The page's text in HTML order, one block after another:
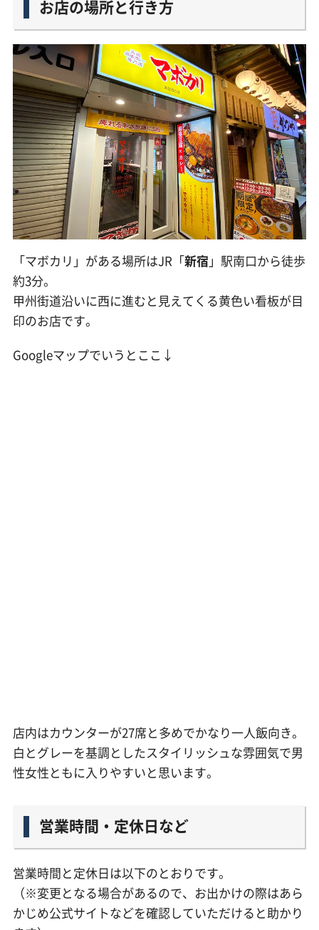
お店の場所と行き方
「マボカリ」がある場所はJR「新宿 」駅南口から徒歩
約3分。
甲州街道沿いに西に進むと見えてくる黄色い看板が目
印のお店です。
Googleマップでいうとここ↓
店内はカウンターが27席と多めでかなり一人飯向き。
白とグレーを基調としたスタイリッシュな雰囲気で男
性女性ともに入りやすいと思います。
営業時間・定休日など
営業時間と定休日は以下のとおりです。
（※変更となる場合があるので、お出かけの際はあら
かじめ公式サイトなどを確認していただけると助かり